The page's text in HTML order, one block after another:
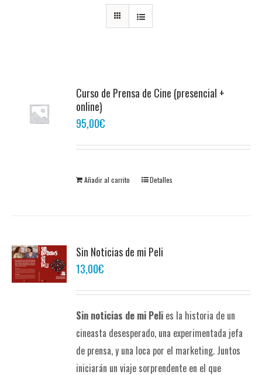
Curso de Prensa de Cine (presencial +
online)
95,00€
Añadir al carrito Detalles
Sin Noticias de mi Peli
13,00€
Sin noticias de mi Peli es la historia de un
cineasta desesperado, una experimentada jefa
de prensa, y una loca por el marketing. Juntos
iniciarán un viaje sorprendente en el que